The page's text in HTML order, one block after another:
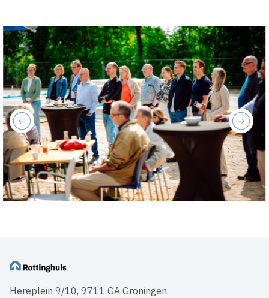
next
previous
Hereplein 9/10, 9711 GA Groningen